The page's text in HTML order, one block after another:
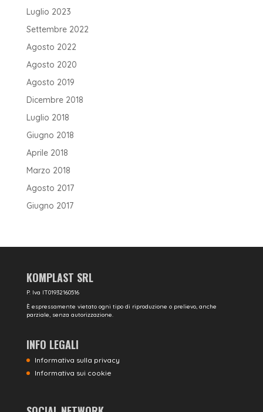
Luglio 2023
Settembre 2022
Agosto 2022
Agosto 2020
Agosto 2019
Dicembre 2018
Luglio 2018
Giugno 2018
Aprile 2018
Marzo 2018
Agosto 2017
Giugno 2017
KOMPLAST SRL
P. Iva IT01932160516
È espressamente vietato ogni tipo di riproduzione o prelievo, anche
parziale, senza autorizzazione.
INFO LEGALI
Informativa sulla privacy
Informativa sui cookie